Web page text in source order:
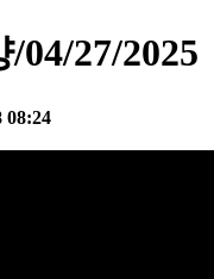
04/27/2025
08:24